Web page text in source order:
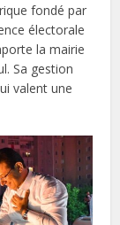
fondé par
électorale
la mairie
Sa gestion
valent une